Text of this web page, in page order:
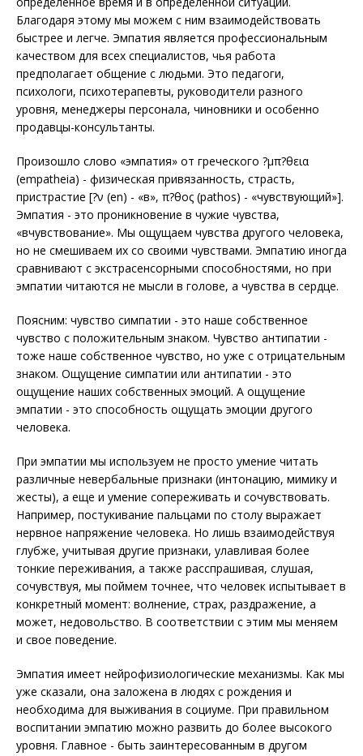
Благодаря этому мы можем с ним взаимодействовать
быстрее и легче. Эмпатия является профессиональным
качеством для всех специалистов, чья работа
предполагает общение с людьми. Это педагоги,
психологи, психотерапевты, руководители разного
уровня, менеджеры персонала, чиновники и особенно
продавцы-консультанты.
Произошло слово «эмпатия» от греческого ?μπ?θεια
(empatheia) - физическая привязанность, страсть,
пристрастие [?ν (en) - «в», π?θος (pathos) - «чувствующий»].
Эмпатия - это проникновение в чужие чувства,
«вчувствование». Мы ощущаем чувства другого человека,
но не смешиваем их со своими чувствами. Эмпатию иногда
сравнивают с экстрасенсорными способностями, но при
эмпатии читаются не мысли в голове, а чувства в сердце.
Поясним: чувство симпатии - это наше собственное
чувство с положительным знаком. Чувство антипатии -
тоже наше собственное чувство, но уже с отрицательным
знаком. Ощущение симпатии или антипатии - это
ощущение наших собственных эмоций. А ощущение
эмпатии - это способность ощущать эмоции другого
человека.
При эмпатии мы используем не просто умение читать
различные невербальные признаки (интонацию, мимику и
жесты), а еще и умение сопереживать и сочувствовать.
Например, постукивание пальцами по столу выражает
нервное напряжение человека. Но лишь взаимодействуя
глубже, учитывая другие признаки, улавливая более
тонкие переживания, а также расспрашивая, слушая,
сочувствуя, мы поймем точнее, что человек испытывает в
конкретный момент: волнение, страх, раздражение, а
может, недовольство. В соответствии с этим мы меняем
и свое поведение.
Эмпатия имеет нейрофизиологические механизмы. Как мы
уже сказали, она заложена в людях с рождения и
необходима для выживания в социуме. При правильном
воспитании эмпатию можно развить до более высокого
уровня. Главное - быть заинтересованным в другом